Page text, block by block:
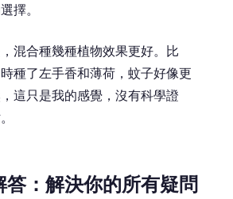
擇。
混合種幾種植物效果更好。比
種了左手香和薄荷，蚊子好像更
這只是我的感覺，沒有科學證
答：解決你的所有疑問